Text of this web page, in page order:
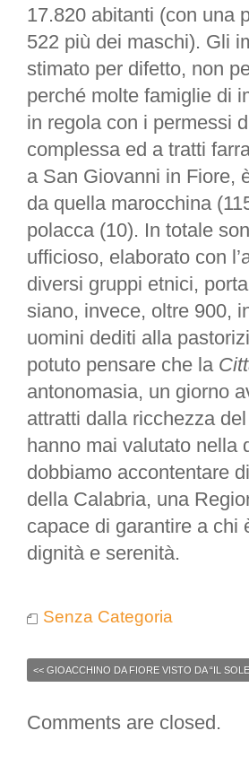
17.820 abitanti (con una
522 più dei maschi). Gli
stimato per difetto, non
perché molte famiglie di
in regola con i permessi
complessa ed a tratti
a San Giovanni in Fiore,
da quella marocchina
polacca (10). In totale
ufficioso, elaborato con
diversi gruppi etnici,
siano, invece, oltre 900,
uomini dediti alla
potuto pensare che la
antonomasia, un giorno
attratti dalla ricchezza
hanno mai valutato nella
dobbiamo accontentare
della Calabria, una
capace di garantire a chi
dignità e serenità.
Senza Categoria
<< GIOACCHINO DA FIORE VISTO DA “IL
Comments are closed.